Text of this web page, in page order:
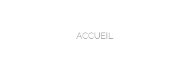
ACCUEIL